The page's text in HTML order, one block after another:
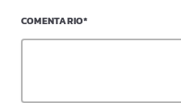
COMENTARIO*